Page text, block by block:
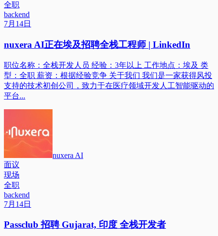
全职
backend
7月14日
nuxera AI正在埃及招聘全栈工程师 | LinkedIn
职位名称：全栈开发人员 经验：3年以上 工作地点：埃及 类
型：全职 薪资：根据经验竞争 关于我们 我们是一家获得风投
支持的技术初创公司，致力于在医疗领域开发人工智能驱动的
平台...
nuxera AI
面议
现场
全职
backend
7月14日
Passclub 招聘 Gujarat, 印度 全栈开发者